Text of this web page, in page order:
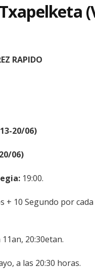
RAPIDO
20/06)
06)
19:00.
+ 10 Segundo por cada
20:30etan.
a las 20:30 horas.